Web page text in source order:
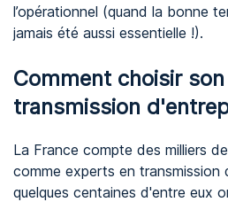
l’opérationnel (quand la bonne
jamais été aussi essentielle !).
Comment choisir
transmission
La France compte des milliers
comme experts en transmission
quelques centaines d'entre eux